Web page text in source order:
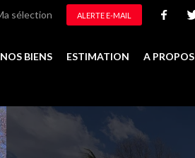
sélection ALERTE E-MAIL
NOS BIENS ESTIMATION A PROPOS
Ajouter à la sélection